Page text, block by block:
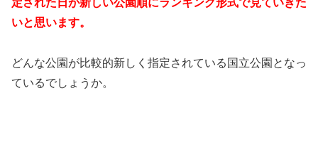
定された日が新しい公園順にランキング形式で見ていきた
いと思います。
どんな公園が比較的新しく指定されている国立公園となっ
ているでしょうか。